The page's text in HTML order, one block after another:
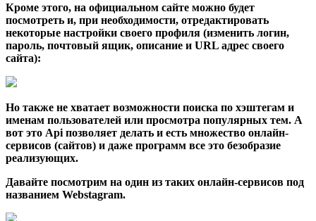
Кроме этого, на официальном сайте можно будет
посмотреть и, при необходимости, отредактировать
некоторые настройки своего профиля (изменить логин,
пароль, почтовый ящик, описание и URL адрес своего
сайта):
Но также не хватает возможности поиска по хэштегам и
именам пользователей или просмотра популярных тем. А
вот это Api позволяет делать и есть множество онлайн-
сервисов (сайтов) и даже программ все это безобразие
реализующих.
Давайте посмотрим на один из таких онлайн-сервисов под
названием Webstagram.